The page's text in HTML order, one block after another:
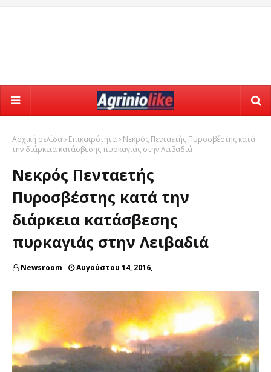
Αρχική σελίδα Επικαιρότητα
Νεκρός Πενταετής Πυροσβέστης κατά
την διάρκεια κατάσβεσης πυρκαγιάς στην Λειβαδιά
Νεκρός Πενταετής
Πυροσβέστης κατά την
διάρκεια κατάσβεσης
πυρκαγιάς στην Λειβαδιά
Newsroom Αυγούστου 14, 2016,